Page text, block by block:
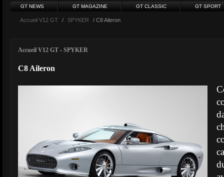
GT NEWS GT MAGAZINE GT CLASSIC GT SPORT
Accueil V12 GT / SPYKER / C8 Aileron
Accueil V12 GT - SPYKER
C8 Aileron